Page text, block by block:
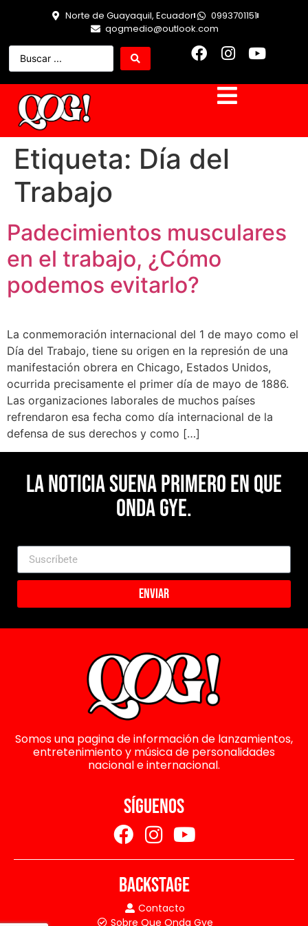
Norte de Guayaquil, Ecuador
0993701151
qogmedio@outlook.com
Etiqueta: Día del
Trabajo
Padecimientos musculares
en el trabajo, ¿Cómo
podemos evitarlo?
La conmemoración internacional del 1 de mayo como el
Día del Trabajo, tiene su origen en la represión de una
manifestación obrera en Chicago, Estados Unidos,
ocurrida precisamente el primer día de mayo de 1886.
Las organizaciones laborales de muchos países
refrendaron esa fecha como día internacional de la
defensa de sus derechos y como […]
La noticia suena primero en Que
Onda Gye.
Enviar
Somos una pagina de información de lanzamientos,
entretenimiento y música de personalidades
nacional e internacional.
SÍGUENOS
BACKSTAGE
Contacto
Sobre Que Onda Gye